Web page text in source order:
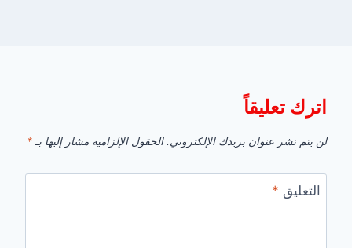
اترك تعليقاً
لن يتم نشر عنوان بريدك الإلكتروني. الحقول الإلزامية مشار إليها بـ *
التعليق *